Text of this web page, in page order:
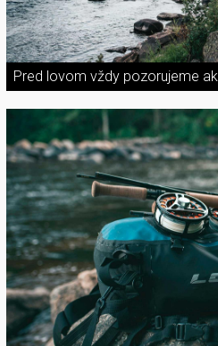
Pred lovom vždy pozorujeme